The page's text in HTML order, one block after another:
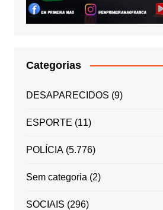
Categorias
DESAPARECIDOS (9)
ESPORTE (11)
POLÍCIA(5.776)
Sem categoria (2)
SOCIAIS (296)